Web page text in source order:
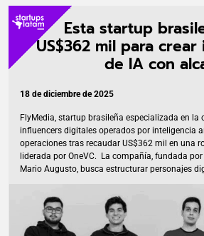
Esta startup
US$362 mil para
de IA con
18 de diciembre de 2025
FlyMedia, startup brasileña especializada en la
influencers digitales operados por inteligencia
operaciones tras recaudar US$362 mil en una
liderada por OneVC. La compañía, fundada
Mario Augusto, busca estructurar personajes
diferentes medios, idiomas y regiones desde su
inversión contó con la participación de fondos
Big Bets, Alter Global, A16z Scout Fund, Norte,
FJlabs. También se sumó Fersen Lambranho,